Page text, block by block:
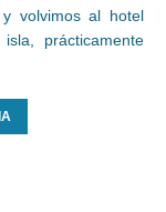
volvimos al hotel
prácticamente